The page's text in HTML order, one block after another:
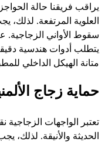
يراقب فريقنا حالة
العلوية المرتفعة. لذلك،
سقوط الأواني الزجاجية.
يتطلب أدوات هندسية
متانة الهيكل الداخلي
حماية زجاج
تعتبر الواجهات
الحديثة والأنيقة. لذلك،